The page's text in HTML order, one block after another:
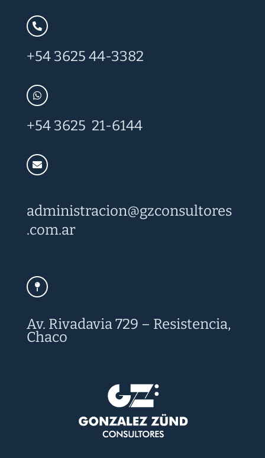
+54 3625 44-3382
+54 3625 21-6144
administracion@gzconsultores
.com.ar
Av. Rivadavia 729 – Resistencia,
Chaco